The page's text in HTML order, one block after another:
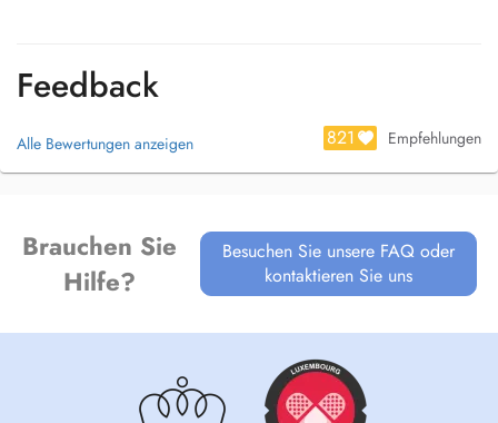
- Santé des femmes ;
- Obésité, maladies cardiovasculaires, diabète, hypercholestérolémie
Feedback
Alle Bewertungen anzeigen 821 Empfehlungen
Brauchen Sie
Hilfe?
Besuchen Sie unsere FAQ oder
kontaktieren Sie uns